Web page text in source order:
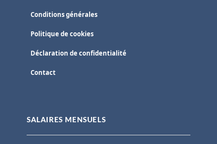
Conditions générales
Politique de cookies
Déclaration de confidentialité
Contact
SALAIRES MENSUELS